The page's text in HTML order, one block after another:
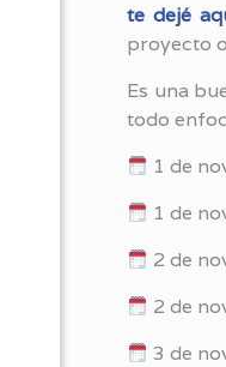
te dejé
proyecto
Es una
todo
1 de
1 de
2 de
2 de
3 de